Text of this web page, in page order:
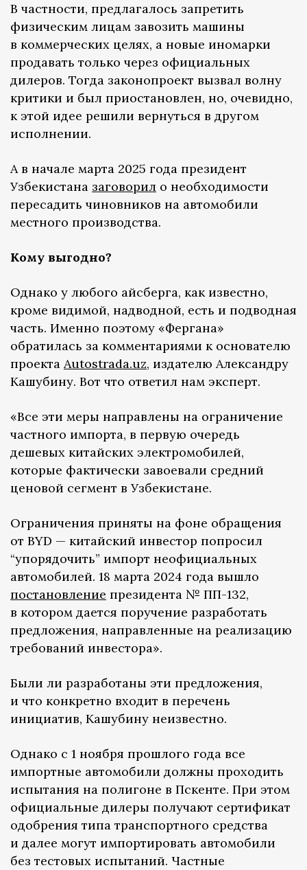
В частности, предлагалось запретить
физическим лицам завозить машины
в коммерческих целях, а новые иномарки
продавать только через официальных
дилеров. Тогда законопроект вызвал волну
критики и был приостановлен, но, очевидно,
к этой идее решили вернуться в другом
исполнении.
А в начале марта 2025 года президент
Узбекистана заговорил о необходимости
пересадить чиновников на автомобили
местного производства.
Кому выгодно?
Однако у любого айсберга, как известно,
кроме видимой, надводной, есть и подводная
часть. Именно поэтому «Фергана»
обратилась за комментариями к основателю
проекта Autostrada.uz, издателю Александру
Кашубину. Вот что ответил нам эксперт.
«Все эти меры направлены на ограничение
частного импорта, в первую очередь
дешевых китайских электромобилей,
которые фактически завоевали средний
ценовой сегмент в Узбекистане.
Ограничения приняты на фоне обращения
от BYD — китайский инвестор попросил
“упорядочить” импорт неофициальных
автомобилей. 18 марта 2024 года вышло
постановление президента № ПП-132,
в котором дается поручение разработать
предложения, направленные на реализацию
требований инвестора».
Были ли разработаны эти предложения,
и что конкретно входит в перечень
инициатив, Кашубину неизвестно.
Однако с 1 ноября прошлого года все
импортные автомобили должны проходить
испытания на полигоне в Пскенте. При этом
официальные дилеры получают сертификат
одобрения типа транспортного средства
и далее могут импортировать автомобили
без тестовых испытаний. Частные